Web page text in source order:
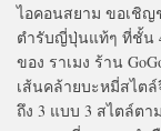
ไอคอนสยาม ขอเชิญ
ตำรับญี่ปุ่นแท้ๆ ที่ชั้น
ของ ราเมง ร้าน
เส้นคล้ายบะหมี่สไต
ถึง 3 แบบ 3 สไตล์ต